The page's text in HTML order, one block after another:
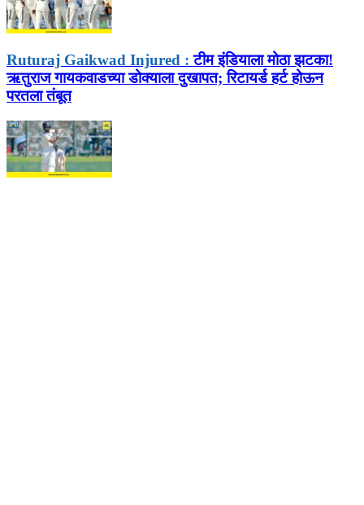
Ruturaj Gaikwad Injured : टीम इंडियाला मोठा झटका!
ऋतुराज गायकवाडच्या डोक्याला दुखापत; रिटायर्ड हर्ट होऊन
परतला तंबूत